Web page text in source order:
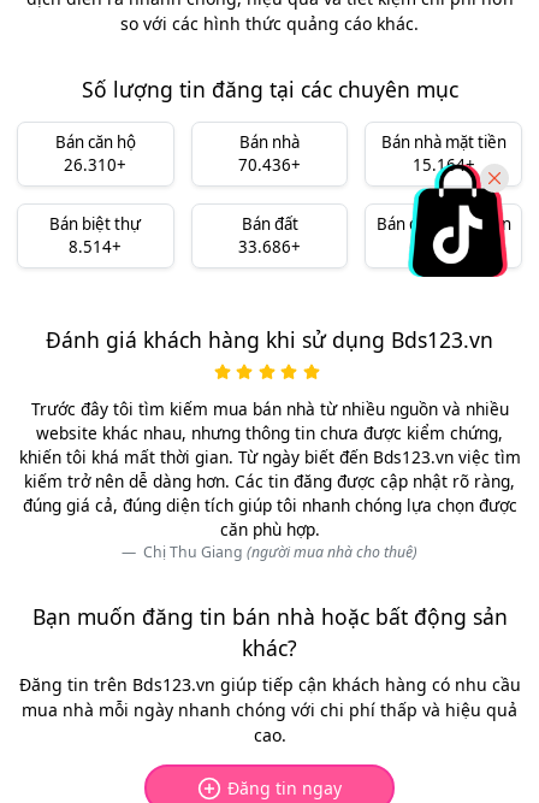
so với các hình thức quảng cáo khác.
Số lượng tin đăng tại các chuyên mục
Bán căn hộ
26.310+
Bán nhà
70.436+
Bán nhà mặt tiền
15.164+
Bán biệt thự
8.514+
Bán đất
33.686+
Bán đất nền dự án
10.324+
Đánh giá khách hàng khi sử dụng Bds123.vn
Trước đây tôi tìm kiếm mua bán nhà từ nhiều nguồn và nhiều
website khác nhau, nhưng thông tin chưa được kiểm chứng,
khiến tôi khá mất thời gian. Từ ngày biết đến Bds123.vn việc tìm
kiếm trở nên dễ dàng hơn. Các tin đăng được cập nhật rõ ràng,
đúng giá cả, đúng diện tích giúp tôi nhanh chóng lựa chọn được
căn phù hợp.
Chị Thu Giang (người mua nhà cho thuê)
Bạn muốn đăng tin bán nhà hoặc bất động sản
khác?
Đăng tin trên Bds123.vn giúp tiếp cận khách hàng có nhu cầu
mua nhà mỗi ngày nhanh chóng với chi phí thấp và hiệu quả
cao.
Đăng tin ngay